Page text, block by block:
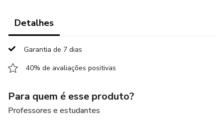
Detalhes
Garantia de 7 dias
40% de avaliações positivas
Para quem é esse produto?
Professores e estudantes